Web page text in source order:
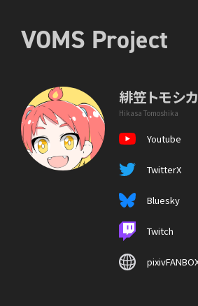
VOMS Project
緋笠トモシカ
Hikasa Tomoshika
Youtube
TwitterX
Bluesky
Twitch